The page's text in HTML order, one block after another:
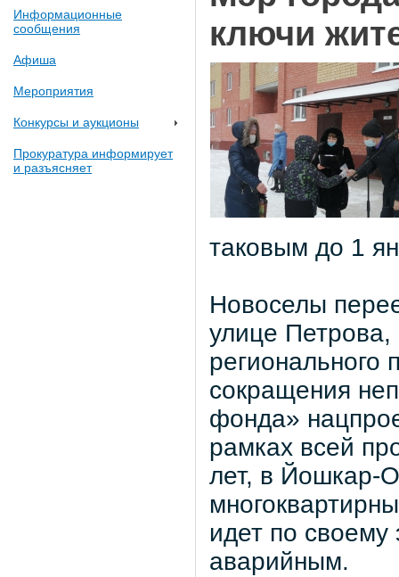
Информационные
сообщения
Афиша
Мероприятия
Конкурсы и аукционы
Прокуратура информирует
и разъясняет
ключи
таковым до 1
Новоселы
улице
регионального
сокращения
фонда»
рамках всей
лет, в Йошкар-
идет по своему
аварийным.